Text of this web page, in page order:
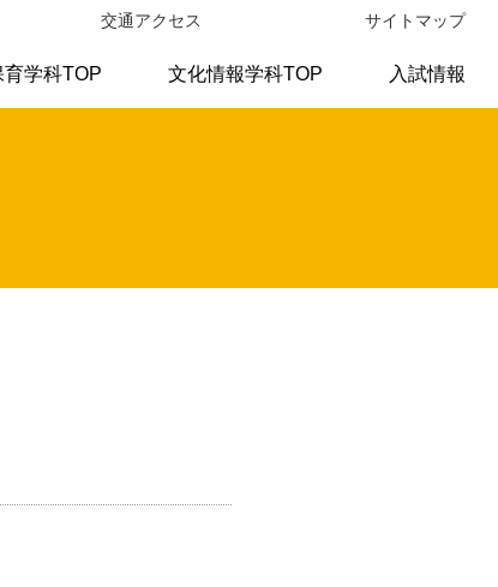
交通アクセス サイトマップ
育学科TOP 文化情報学科TOP 入試情報